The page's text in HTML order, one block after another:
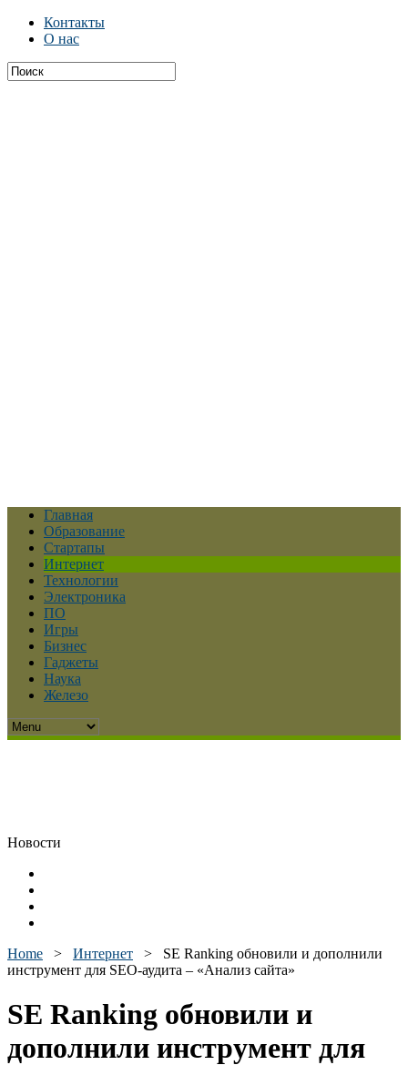
Контакты
О нас
Главная
Образование
Стартапы
Интернет
Технологии
Электроника
ПО
Игры
Бизнес
Гаджеты
Наука
Железо
Новости
Home > Интернет > SE Ranking обновили и дополнили
инструмент для SEO-аудита – «Анализ сайта»
SE Ranking обновили и
дополнили инструмент для